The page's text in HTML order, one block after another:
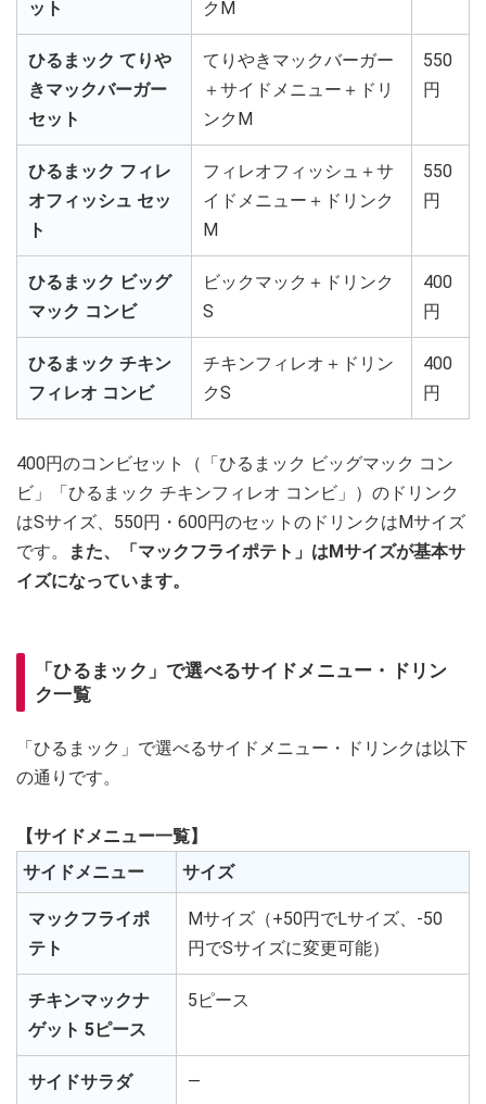
ット クM
ひるまック てりや
きマックバーガー
セット
てりやきマックバーガー
＋サイドメニュー＋ドリ
ンクM
550
円
ひるまック フィレ
オフィッシュ セッ
ト
フィレオフィッシュ＋サ
イドメニュー＋ドリンク
M
550
円
ひるまック ビッグ
マック コンビ
ビックマック＋ドリンク
S
400
円
ひるまック チキン
フィレオ コンビ
チキンフィレオ＋ドリン
クS
400
円
400円のコンビセット（「ひるまック ビッグマック コン
ビ」「ひるまック チキンフィレオ コンビ」）のドリンク
はSサイズ、550円・600円のセットのドリンクはMサイズ
です。
また、「マックフライポテト」はMサイズが基本サ
イズになっています。
「ひるまック」で選べるサイドメニュー・ドリン
ク一覧
「ひるまック」で選べるサイドメニュー・ドリンクは以下
の通りです。
【サイドメニュー一覧】
サイドメニュー
サイズ
マックフライポ
テト
Mサイズ（+50円でLサイズ、-50
円でSサイズに変更可能）
チキンマックナ
ゲット 5ピース
5ピース
サイドサラダ ―